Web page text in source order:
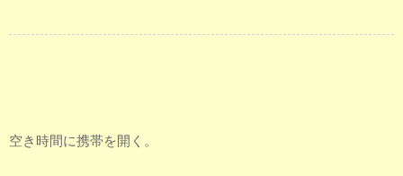
空き時間に携帯を開く。